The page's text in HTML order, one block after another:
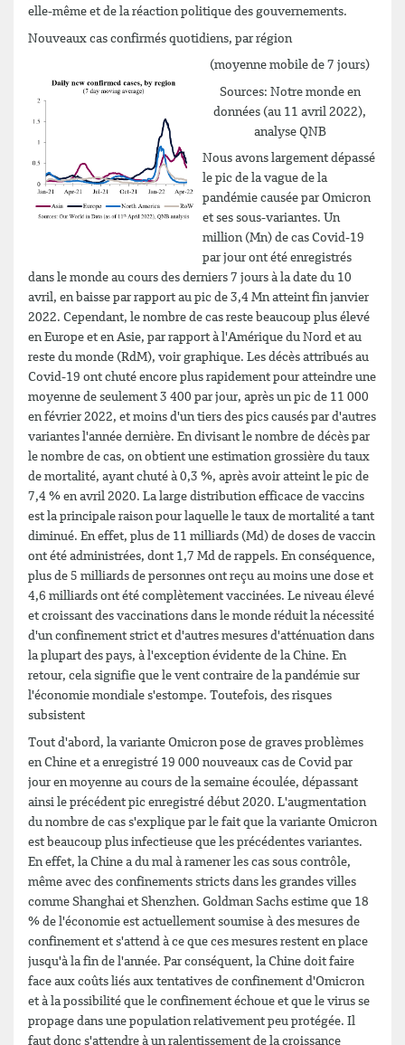
elle-même et de la réaction politique des gouvernements.
Nouveaux cas confirmés quotidiens, par région
(moyenne mobile de 7 jours)
Sources: Notre monde en
données (au 11 avril 2022),
analyse QNB
Nous avons largement dépassé
le pic de la vague de la
pandémie causée par Omicron
et ses sous-variantes. Un
million (Mn) de cas Covid-19
par jour ont été enregistrés
dans le monde au cours des derniers 7 jours à la date du 10
avril, en baisse par rapport au pic de 3,4 Mn atteint fin janvier
2022. Cependant, le nombre de cas reste beaucoup plus élevé
en Europe et en Asie, par rapport à l'Amérique du Nord et au
reste du monde (RdM), voir graphique. Les décès attribués au
Covid-19 ont chuté encore plus rapidement pour atteindre une
moyenne de seulement 3 400 par jour, après un pic de 11 000
en février 2022, et moins d'un tiers des pics causés par d'autres
variantes l'année dernière. En divisant le nombre de décès par
le nombre de cas, on obtient une estimation grossière du taux
de mortalité, ayant chuté à 0,3 %, après avoir atteint le pic de
7,4 % en avril 2020. La large distribution efficace de vaccins
est la principale raison pour laquelle le taux de mortalité a tant
diminué. En effet, plus de 11 milliards (Md) de doses de vaccin
ont été administrées, dont 1,7 Md de rappels. En conséquence,
plus de 5 milliards de personnes ont reçu au moins une dose et
4,6 milliards ont été complètement vaccinées. Le niveau élevé
et croissant des vaccinations dans le monde réduit la nécessité
d'un confinement strict et d'autres mesures d'atténuation dans
la plupart des pays, à l'exception évidente de la Chine. En
retour, cela signifie que le vent contraire de la pandémie sur
l'économie mondiale s'estompe. Toutefois, des risques
subsistent
Tout d'abord, la variante Omicron pose de graves problèmes
en Chine et a enregistré 19 000 nouveaux cas de Covid par
jour en moyenne au cours de la semaine écoulée, dépassant
ainsi le précédent pic enregistré début 2020. L'augmentation
du nombre de cas s'explique par le fait que la variante Omicron
est beaucoup plus infectieuse que les précédentes variantes.
En effet, la Chine a du mal à ramener les cas sous contrôle,
même avec des confinements stricts dans les grandes villes
comme Shanghai et Shenzhen. Goldman Sachs estime que 18
% de l'économie est actuellement soumise à des mesures de
confinement et s'attend à ce que ces mesures restent en place
jusqu'à la fin de l'année. Par conséquent, la Chine doit faire
face aux coûts liés aux tentatives de confinement d'Omicron
et à la possibilité que le confinement échoue et que le virus se
propage dans une population relativement peu protégée. Il
faut donc s'attendre à un ralentissement de la croissance